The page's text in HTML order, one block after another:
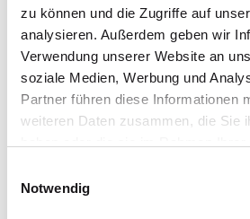
zu können und die Zugriffe auf
analysieren. Außerdem geben wir
Verwendung unserer Website an
soziale Medien, Werbung und
Partner führen diese Informationen
weiteren Daten zusammen, die Sie
Notwendig
stärkt die Markenpräsenz vor
Grafik und
Die Markenwelt wurde in
Anwendungen umgesetzt.
Dazu gehören:
Fahrzeugbeschriftungen